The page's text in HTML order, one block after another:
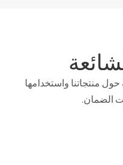
منتجاتنا واستخدامها
الضمان.